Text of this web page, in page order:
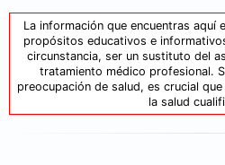
La información que encuentras aquí
propósitos educativos e
circunstancia, ser un sustituto del
tratamiento médico profesional.
preocupación de salud, es crucial
la salud